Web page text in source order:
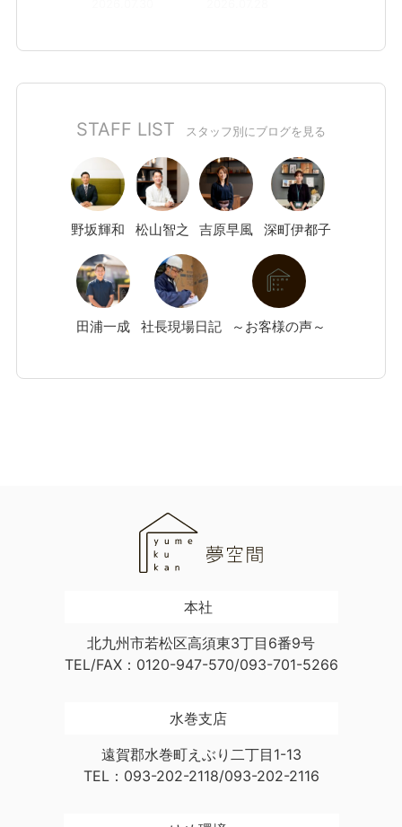
STAFF LIST スタッフ別にブログを見る
野坂輝和 松山智之 吉原早風 深町伊都子
田浦一成 社長現場日記 ～お客様の声～
本社
北九州市若松区高須東3丁目6番9号
TEL/FAX：0120-947-570/093-701-5266
水巻支店
遠賀郡水巻町えぶり二丁目1-13
TEL：093-202-2118/093-202-2116